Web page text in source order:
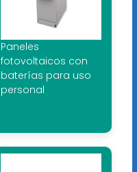
Paneles
fotovoltaicos con
baterías para uso
personal